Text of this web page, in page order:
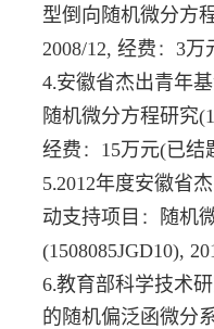
型倒向随机微分方
2008/12, 经费 ： 3万
4.安徽省杰出青年
随机微分方程研究
经费 ： 15万元(已结
5.2012年度安徽省
动支持项目 ：
随机
(1508085JGD10),
6.教育部科学技术
的随机偏泛函微分